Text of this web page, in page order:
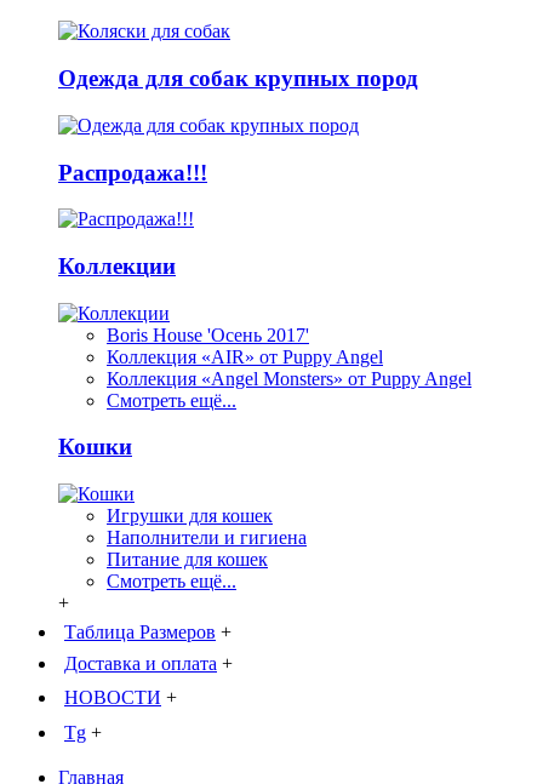
Одежда для собак крупных пород
Распродажа!!!
Коллекции
Boris House 'Осень 2017'
Коллекция «AIR» от Puppy Angel
Коллекция «Angel Monsters» от Puppy Angel
Смотреть ещё...
Кошки
Игрушки для кошек
Наполнители и гигиена
Питание для кошек
Смотреть ещё...
+
Таблица Размеров +
Доставка и оплата +
НОВОСТИ +
Tg +
Главная